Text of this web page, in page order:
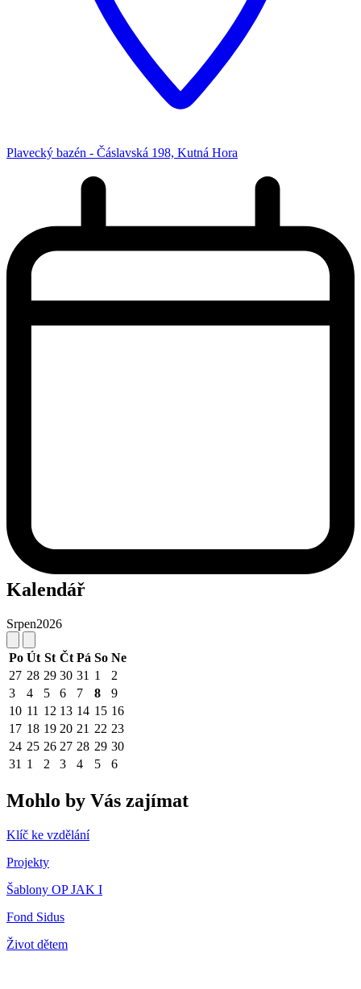
Plavecký bazén - Čáslavská 198, Kutná Hora
Kalendář
Srpen2026
Po Út St Čt Pá So Ne
27 28 29 30 31 1
2
3
4 5 6 7 8
9
10 11 12 13 14 15 16
17 18 19 20 21 22 23
24 25 26 27 28 29 30
31 1 2 3 4 5 6
Mohlo by Vás zajímat
Klíč ke vzdělání
Projekty
Šablony OP JAK I
Fond Sidus
Život dětem